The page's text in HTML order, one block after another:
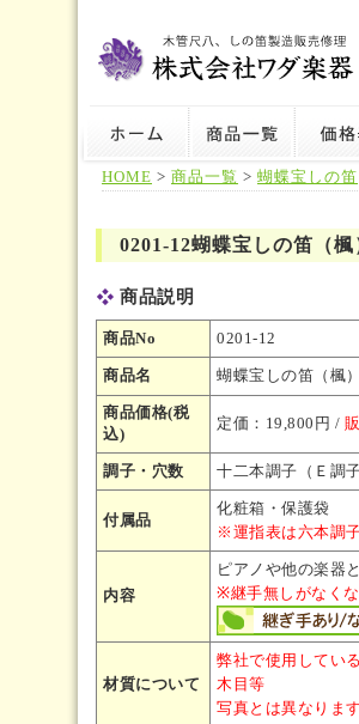
HOME > 商品一覧 > 蝴蝶宝しの笛
0201-12蝴蝶宝しの笛（
商品説明
商品No 0201-12
商品名 蝴蝶宝しの笛（楓
商品価格(税
込)
定価：19,800円 /
調子・穴数 十二本調子（Ｅ調
付属品
化粧箱・保護袋
※運指表は六本調
内容
ピアノや他の楽器
※継手無しがなく
材質について
弊社で使用してい
木目等
写真とは異なります